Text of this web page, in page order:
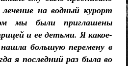
на водный курорт
мы были приглашены
и ее детьми. Я какое-
большую перемену в
я последний раз была во